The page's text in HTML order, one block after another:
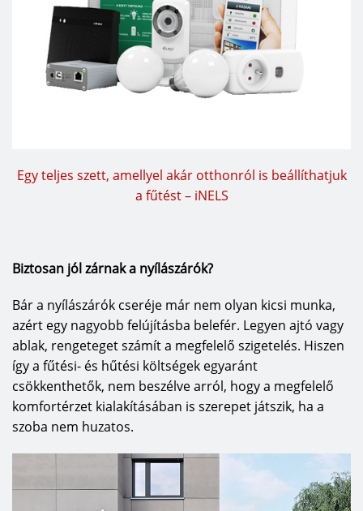
Egy teljes szett, amellyel akár otthonról is beállíthatjuk
a fűtést – iNELS
Biztosan jól zárnak a nyílászárók?
Bár a nyílászárók cseréje már nem olyan kicsi munka,
azért egy nagyobb felújításba belefér. Legyen ajtó vagy
ablak, rengeteget számít a megfelelő szigetelés. Hiszen
így a fűtési- és hűtési költségek egyaránt
csökkenthetők, nem beszélve arról, hogy a megfelelő
komfortérzet kialakításában is szerepet játszik, ha a
szoba nem huzatos.